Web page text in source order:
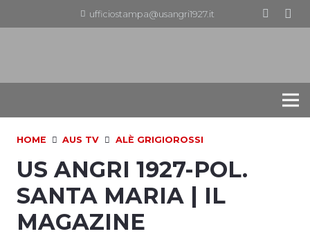
ufficiostampa@usangri1927.it
HOME AUS TV ALÈ GRIGIOROSSI
US ANGRI 1927-POL.
SANTA MARIA | IL
MAGAZINE